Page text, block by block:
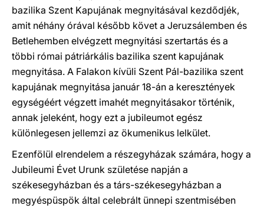
bazilika Szent Kapujának megnyitásával kezdődjék,
amit néhány órával később követ a Jeruzsálemben és
Betlehemben elvégzett megnyitási szertartás és a
többi római pátriárkális bazilika szent kapujának
megnyitása. A Falakon kívüli Szent Pál-bazilika szent
kapujának megnyitása január 18-án a keresztények
egységéért végzett imahét megnyitásakor történik,
annak jeleként, hogy ezt a jubileumot egész
különlegesen jellemzi az ökumenikus lelkület.
Ezenfölül elrendelem a részegyházak számára, hogy a
Jubileumi Évet Urunk születése napján a
székesegyházban és a társ-székesegyházban a
megyéspüspök által celebrált ünnepi szentmisében